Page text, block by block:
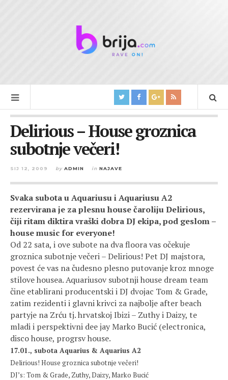
Delirious – House groznica
subotnje večeri!
SIJ 12, 2009 by ADMIN in NAJAVE
Svaka subota u Aquariusu i Aquariusu A2
rezervirana je za plesnu house čaroliju Delirious,
čiji ritam diktira vraški dobra DJ ekipa, pod geslom –
house music for everyone!
Od 22 sata, i ove subote na dva floora vas očekuje
groznica subotnje večeri – Delirious! Pet DJ majstora,
povest će vas na čudesno plesno putovanje kroz mnoge
stilove housea. Aquariusov subotnji house dream team
čine etablirani producentski i DJ dvojac Tom & Grade,
zatim rezidenti i glavni krivci za najbolje after beach
partyje na Zrću tj. hrvatskoj Ibizi – Zuthy i Daizy, te
mladi i perspektivni dee jay Marko Bucić (electronica,
disco house, progrsv house.
17.01., subota Aquarius & Aquarius A2
Delirious! House groznica subotnje večeri!
DJ’s: Tom & Grade, Zuthy, Daizy, Marko Bucić